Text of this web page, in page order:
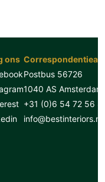
ons
Postbus 56726
1040 AS Amsterdam
+31 (0)6 54 72 56
info@bestinteriors.nl